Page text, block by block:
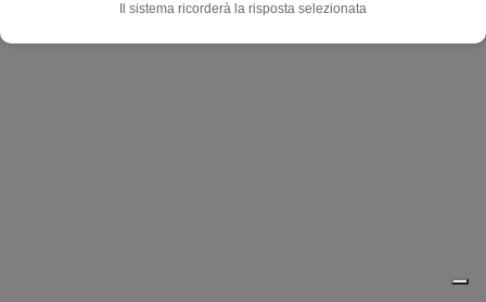
Il sistema ricorderà la risposta selezionata